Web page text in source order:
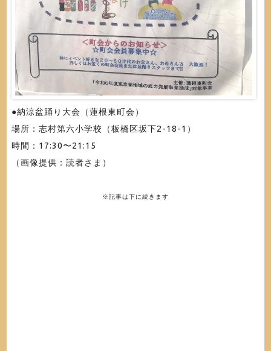
●納涼盆踊り大会（蓮根東町会）
場所：志村第六小学校（板橋区坂下2-18-1）
時間：17:30〜21:15
（画像提供：読者さま）
※記事は下に続きます